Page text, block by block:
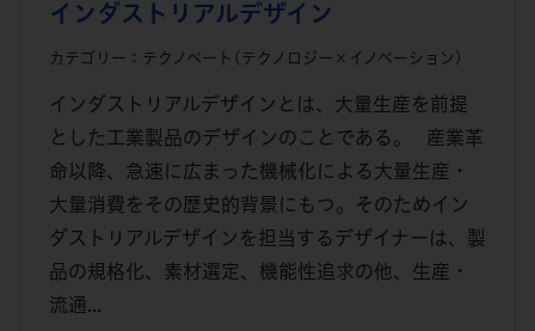
インダストリアルデザイン
カテゴリー：テクノベート(テクノロジー×イノベーション)
インダストリアルデザインとは、大量生産を前提
とした工業製品のデザインのことである。 産業革
命以降、急速に広まった機械化による大量生産・
大量消費をその歴史的背景にもつ。そのためイン
ダストリアルデザインを担当するデザイナーは、製
品の規格化、素材選定、機能性追求の他、生産・
流通...